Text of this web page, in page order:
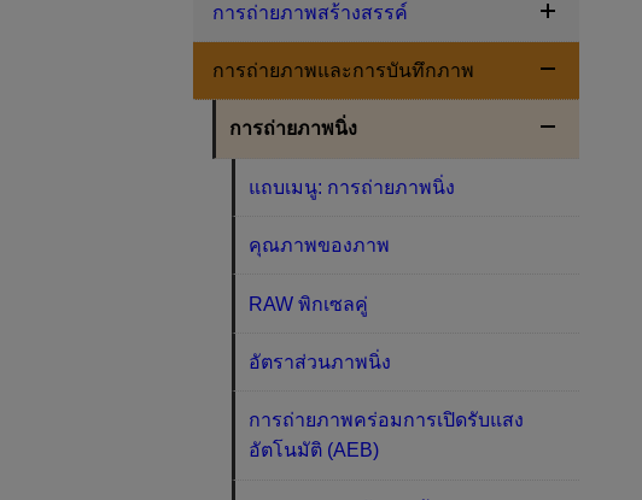
การถ่ายภาพสร้างสรรค์
การถ่ายภาพและการบันทึกภาพ
การถ่ายภาพนิ่ง
แถบเมนู: การถ่ายภาพนิ่ง
คุณภาพของภาพ
RAW พิกเซลคู่
อัตราส่วนภาพนิ่ง
การถ่ายภาพคร่อมการเปิดรับแสง
อัตโนมัติ (AEB)